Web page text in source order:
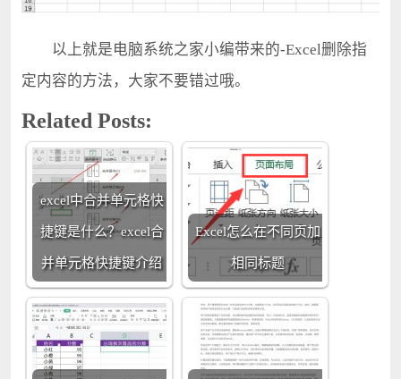
以上就是电脑系统之家小编带来的-Excel删除指
定内容的方法，大家不要错过哦。
Related Posts:
excel中合并单元格快
捷键是什么？excel合
并单元格快捷键介绍
Excel怎么在不同页加
相同标题